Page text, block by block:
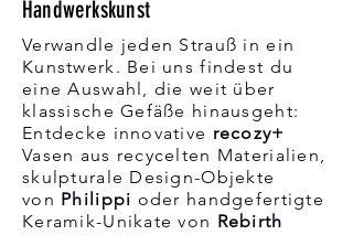
Handwerkskunst
Verwandle jeden Strauß in ein
Kunstwerk. Bei uns findest du
eine Auswahl, die weit über
klassische Gefäße hinausgeht:
Entdecke innovative recozy+
Vasen aus recycelten Materialien,
skulpturale Design-Objekte
von Philippi oder handgefertigte
Keramik-Unikate von Rebirth